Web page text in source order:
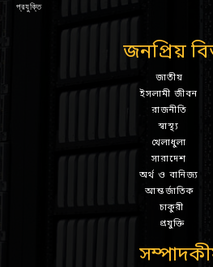
প্রযুক্তি
জনপ্রিয়
জাতীয়
ইসলামী জীবন
রাজনীতি
স্বাস্থ্য
খেলাধুলা
সারাদেশ
অর্থ ও বানিজ্য
আন্তর্জাতিক
চাকুরী
প্রযুক্তি